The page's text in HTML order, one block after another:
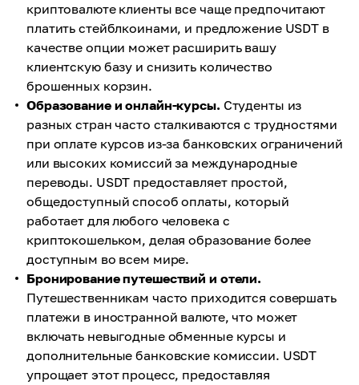
криптовалюте клиенты все чаще предпочитают
платить стейблкоинами, и предложение USDT в
качестве опции может расширить вашу
клиентскую базу и снизить количество
брошенных корзин.
Образование и онлайн-курсы. Студенты из
разных стран часто сталкиваются с трудностями
при оплате курсов из-за банковских ограничений
или высоких комиссий за международные
переводы. USDT предоставляет простой,
общедоступный способ оплаты, который
работает для любого человека с
криптокошельком, делая образование более
доступным во всем мире.
Бронирование путешествий и отели.
Путешественникам часто приходится совершать
платежи в иностранной валюте, что может
включать невыгодные обменные курсы и
дополнительные банковские комиссии. USDT
упрощает этот процесс, предоставляя